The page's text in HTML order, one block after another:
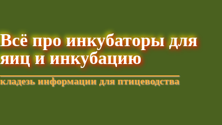
Всё про инкубаторы для
яиц и инкубацию
кладезь информации для птицеводства